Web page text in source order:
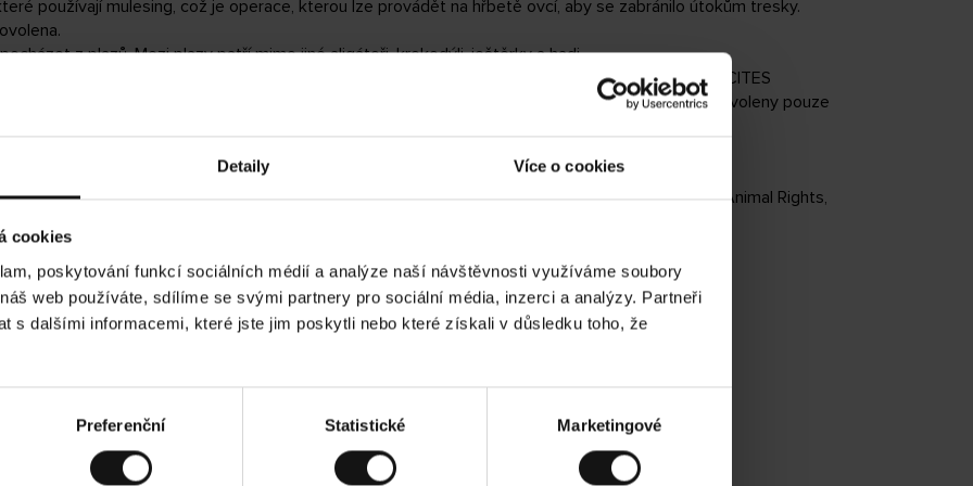
Detaily Více o cookies
cookies
poskytování funkcí sociálních médií a analýze naší návštěvnosti využíváme soubory
web používáte, sdílíme se svými partnery pro sociální média, inzerci a analýzy. Partneři
s dalšími informacemi, které jste jim poskytli nebo které získali v důsledku toho, že
Preferenční Statistické Marketingové
používají mulesing, což je operace, kterou lze provádět na hřbetě ovcí, aby se zabránilo útokům tresky.
z plazů. Mezi plazy patří mimo jiné aligátoři, krokodýli, ještěrky a hadi.
uvedených na Červeném seznamu ohrožených, kriticky ohrožených nebo zranitelných druhů CITES
druhy) a IUCN (Mezinárodní unie pro ochranu přírody). Pokud se při výrobě používají perly, jsou povoleny pouze
rohy.
povoleny.
nepoužíváme pravou kožešinu, podepsali jsme seznam zvířat bez kožešin vyvinutý organizací Animal Rights,
Alliance (FFA).